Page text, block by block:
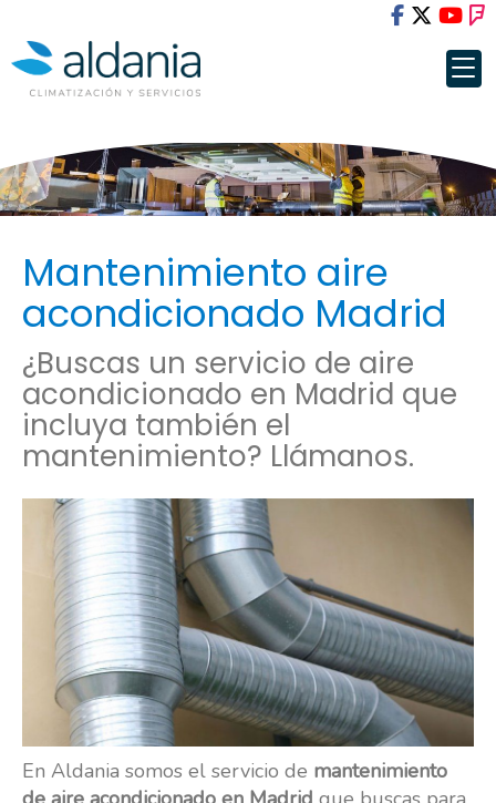
Mantenimiento aire
acondicionado Madrid
¿Buscas un servicio de aire
acondicionado en Madrid que
incluya también el
mantenimiento? Llámanos.
En Aldania somos el servicio de mantenimiento